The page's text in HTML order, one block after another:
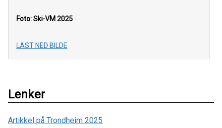
Foto: Ski-VM 2025
LAST NED BILDE
Lenker
Artikkel på Trondheim 2025